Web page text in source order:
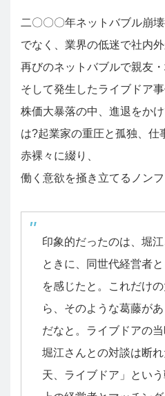
二〇〇〇年ネットバブル崩
でなく、業界の低迷で社内
再びのネットバブルで親友
そして発生したライブドア事
株価大暴落の中、進退をか
は?起業家の重圧と孤独、仕
赤裸々に綴り、
働く意欲を掻き立てるノンフ
印象的だったのは、堀
ときに、同世代経営者
を感じたと。これだけ
ら、そのような葛藤が
だなと。ライブドアの当
堀江さんとの対談は断
天、ライブドア」とい